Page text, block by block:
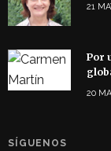
21
Por
20
SÍGUENOS